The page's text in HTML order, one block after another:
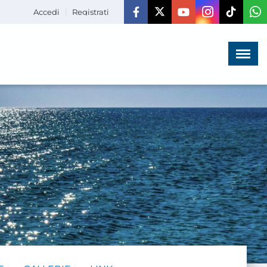
Accedi Registrati
Menù ×
LA VITA
DELL'ASSOCIAZIONE
COMUNICAZIONE,
PROGETTI ED EDITORIA
AMMINISTRAZIONE
TRASPARENTE